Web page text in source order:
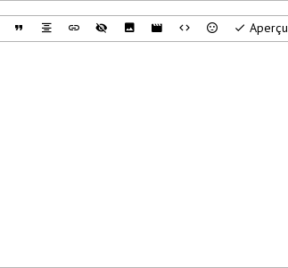
Aperçu